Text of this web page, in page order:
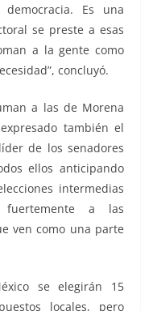
Es una
se preste a esas
a la gente como
concluyó.
a las de Morena
también el
de los senadores
ellos anticipando
intermedias
a las
ven como una parte
se elegirán 15
locales, pero